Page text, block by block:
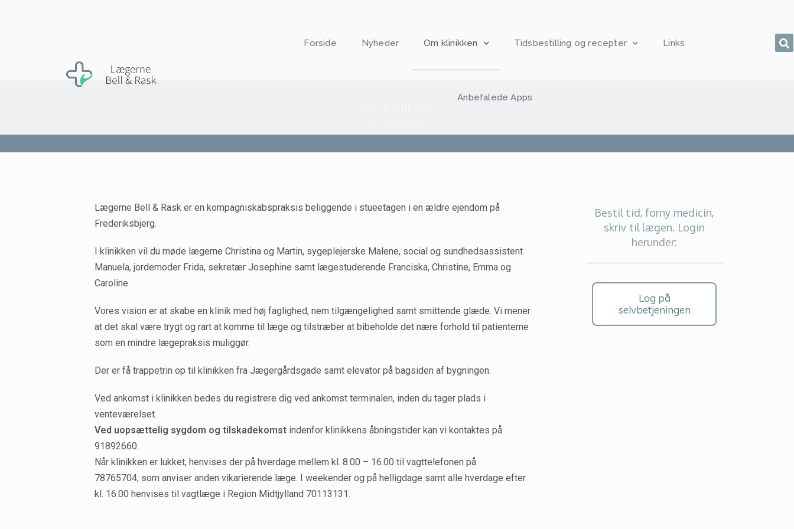
Forside Nyheder Om klinikken Tidsbestilling og recepter Links
Anbefalede Apps
Lægerne Bell & Rask er en kompagniskabspraksis beliggende i stueetagen i en ældre ejendom på
Frederiksbjerg.
I klinikken vil du møde lægerne Christina og Martin, sygeplejerske Malene, social og sundhedsassistent
Manuela, jordemoder Frida, sekretær Josephine samt lægestuderende Franciska, Christine, Emma og
Caroline.
Vores vision er at skabe en klinik med høj faglighed, nem tilgængelighed samt smittende glæde. Vi mener
at det skal være trygt og rart at komme til læge og tilstræber at bibeholde det nære forhold til patienterne
som en mindre lægepraksis muliggør.
Der er få trappetrin op til klinikken fra Jægergårdsgade samt elevator på bagsiden af bygningen.
Ved ankomst i klinikken bedes du registrere dig ved ankomst terminalen, inden du tager plads i
venteværelset.
Ved uopsættelig sygdom og tilskadekomst indenfor klinikkens åbningstider kan vi kontaktes på
91892660.
Når klinikken er lukket, henvises der på hverdage mellem kl. 8.00 – 16.00 til vagttelefonen på
78765704, som anviser anden vikarierende læge. I weekender og på helligdage samt alle hverdage efter
kl. 16.00 henvises til vagtlæge i Region Midtjylland 70113131.
Bestil tid, forny medicin,
skriv til lægen. Login
herunder:
Log på
selvbetjeningen